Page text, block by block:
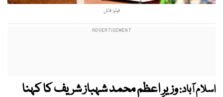
فوٹو: فائل
اسلام آباد:وزیرِ اعظم محمد شہباز شریف کا کہنا